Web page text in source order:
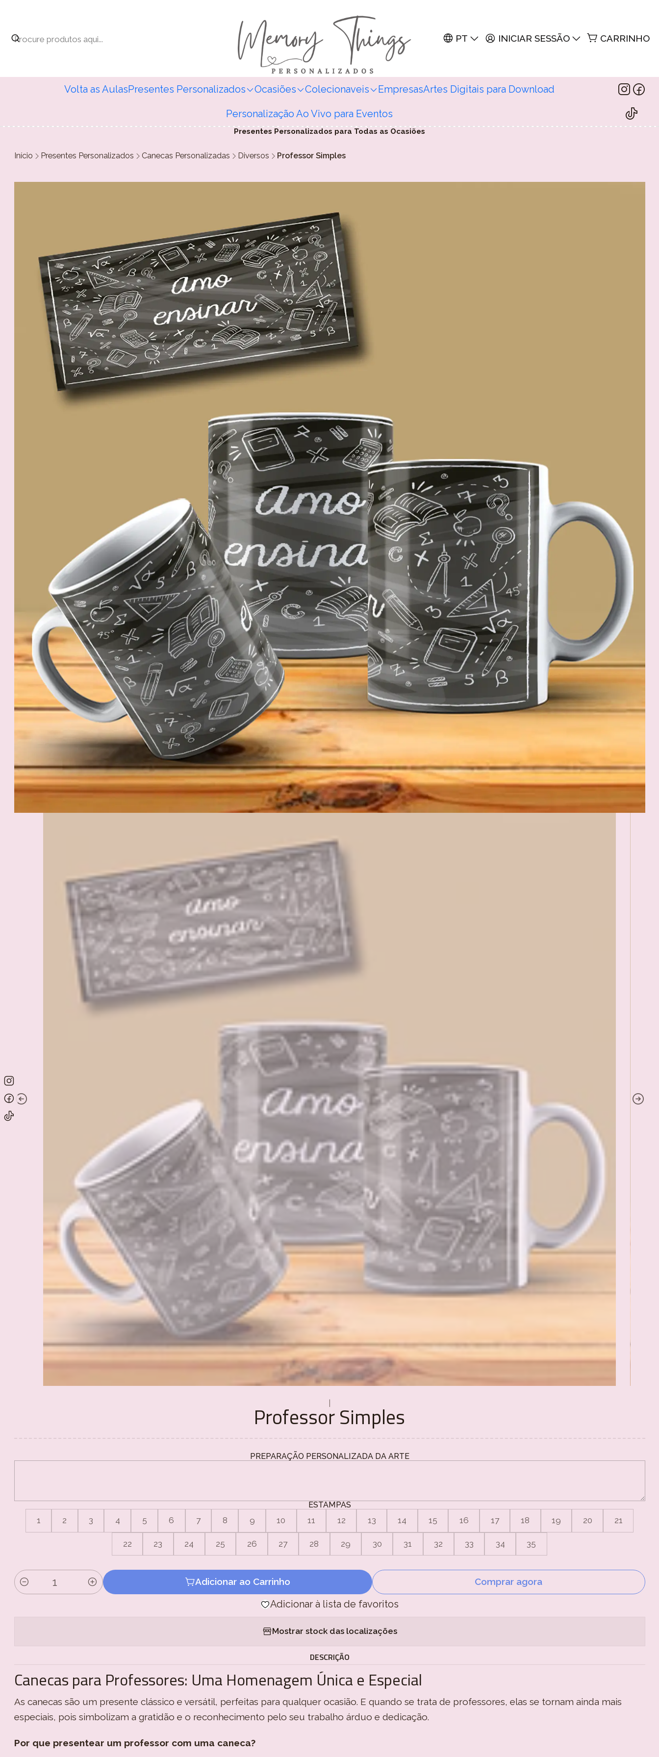
PT INICIAR SESSÃO CARRINHO
Volta as AulasPresentes Personalizados Ocasiões Colecionaveis EmpresasArtes Digitais para Download
Personalização Ao Vivo para Eventos
Presentes Personalizados para Todas as Ocasiões
Início Presentes Personalizados Canecas Personalizadas Diversos Professor Simples
Professor Simples
PREPARAÇÃO PERSONALIZADA DA ARTE
ESTAMPAS
1 2 3 4 5 6 7 8 9 10 11 12 13 14 15 16 17 18 19 20 21
22 23 24 25 26 27 28 29 30 31 32 33 34 35
Quantidade
Adicionar ao Carrinho Comprar agora
Adicionar à lista de favoritos
Mostrar stock das localizações
DESCRIÇÃO
Canecas para Professores: Uma Homenagem Única e Especial
As canecas são um presente clássico e versátil, perfeitas para qualquer ocasião. E quando se trata de professores, elas se tornam ainda mais
especiais, pois simbolizam a gratidão e o reconhecimento pelo seu trabalho árduo e dedicação.
Por que presentear um professor com uma caneca?